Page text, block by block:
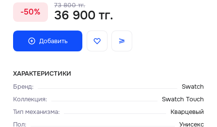
-50%
73 800 тг.
36 900 тг.
Добавить
ХАРАКТЕРИСТИКИ
Бренд:
Swatch
Коллекция:
Swatch Touch
Тип механизма:
Кварцевый
Пол:
Унисекс
Доставка и оплата
Блог